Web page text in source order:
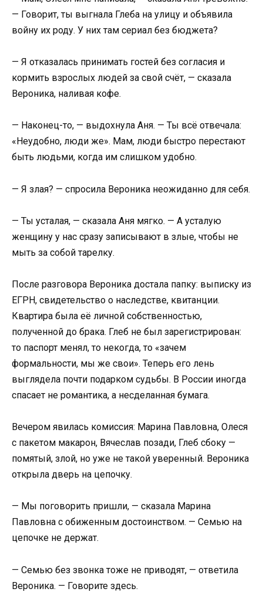
— Говорит, ты выгнала Глеба на улицу и объявила
войну их роду. У них там сериал без бюджета?
— Я отказалась принимать гостей без согласия и
кормить взрослых людей за свой счёт, — сказала
Вероника, наливая кофе.
— Наконец-то, — выдохнула Аня. — Ты всё отвечала:
«Неудобно, люди же». Мам, люди быстро перестают
быть людьми, когда им слишком удобно.
— Я злая? — спросила Вероника неожиданно для себя.
— Ты усталая, — сказала Аня мягко. — А усталую
женщину у нас сразу записывают в злые, чтобы не
мыть за собой тарелку.
После разговора Вероника достала папку: выписку из
ЕГРН, свидетельство о наследстве, квитанции.
Квартира была её личной собственностью,
полученной до брака. Глеб не был зарегистрирован:
то паспорт менял, то некогда, то «зачем
формальности, мы же свои». Теперь его лень
выглядела почти подарком судьбы. В России иногда
спасает не романтика, а несделанная бумага.
Вечером явилась комиссия: Марина Павловна, Олеся
с пакетом макарон, Вячеслав позади, Глеб сбоку —
помятый, злой, но уже не такой уверенный. Вероника
открыла дверь на цепочку.
— Мы поговорить пришли, — сказала Марина
Павловна с обиженным достоинством. — Семью на
цепочке не держат.
— Семью без звонка тоже не приводят, — ответила
Вероника. — Говорите здесь.